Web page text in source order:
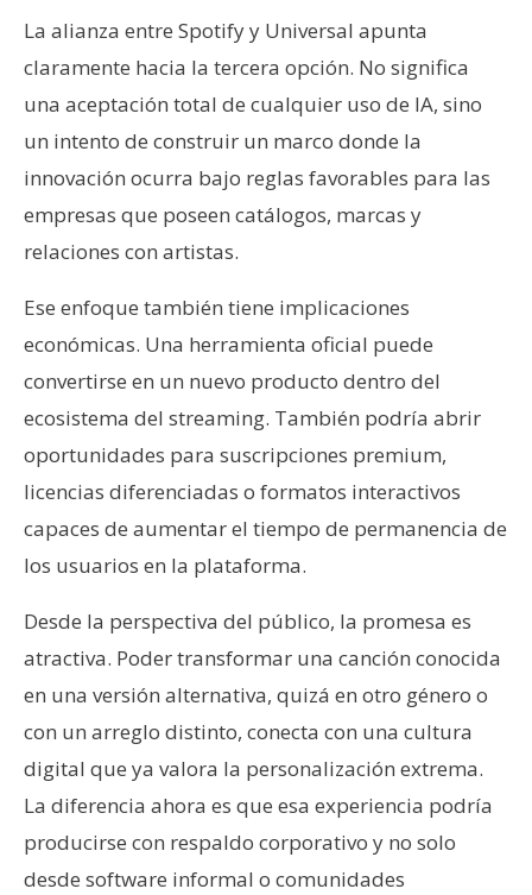
La alianza entre Spotify y Universal apunta
claramente hacia la tercera opción. No significa
una aceptación total de cualquier uso de IA, sino
un intento de construir un marco donde la
innovación ocurra bajo reglas favorables para las
empresas que poseen catálogos, marcas y
relaciones con artistas.
Ese enfoque también tiene implicaciones
económicas. Una herramienta oficial puede
convertirse en un nuevo producto dentro del
ecosistema del streaming. También podría abrir
oportunidades para suscripciones premium,
licencias diferenciadas o formatos interactivos
capaces de aumentar el tiempo de permanencia de
los usuarios en la plataforma.
Desde la perspectiva del público, la promesa es
atractiva. Poder transformar una canción conocida
en una versión alternativa, quizá en otro género o
con un arreglo distinto, conecta con una cultura
digital que ya valora la personalización extrema.
La diferencia ahora es que esa experiencia podría
producirse con respaldo corporativo y no solo
desde software informal o comunidades